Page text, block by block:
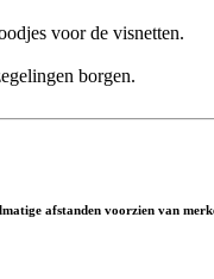
voor de visnetten.
borgen.
afstanden voorzien van